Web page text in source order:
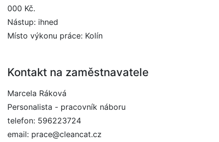
000 Kč.
Nástup: ihned
Místo výkonu práce: Kolín
Kontakt na zaměstnavatele
Marcela Ráková
Personalista - pracovník náboru
telefon: 596223724
email: prace@cleancat.cz